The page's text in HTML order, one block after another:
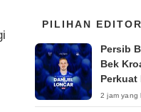
PILIHAN EDITOR
Persib
Bek
Perkuat
Musim
2 jam yang